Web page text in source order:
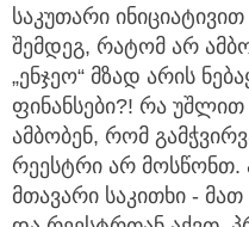
საკუთარი
შემდეგ, რატომ არ
„ენჯეო“ მზად არის
ფინანსები?! რა
ამბობენ, რომ
რეესტრი არ
მთავარი საკითხი -